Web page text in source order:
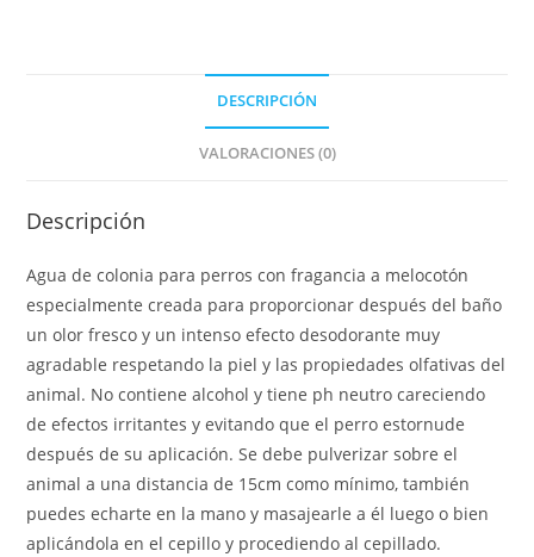
DESCRIPCIÓN
VALORACIONES (0)
Descripción
Agua de colonia para perros con fragancia a melocotón
especialmente creada para proporcionar después del baño
un olor fresco y un intenso efecto desodorante muy
agradable respetando la piel y las propiedades olfativas del
animal. No contiene alcohol y tiene ph neutro careciendo
de efectos irritantes y evitando que el perro estornude
después de su aplicación. Se debe pulverizar sobre el
animal a una distancia de 15cm como mínimo, también
puedes echarte en la mano y masajearle a él luego o bien
aplicándola en el cepillo y procediendo al cepillado.